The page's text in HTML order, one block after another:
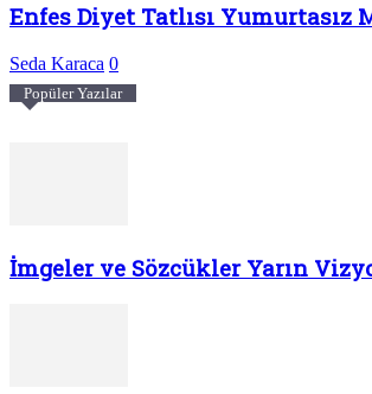
Enfes Diyet Tatlısı Yumurtasız
Seda Karaca 0
Popüler Yazılar
İmgeler ve Sözcükler Yarın